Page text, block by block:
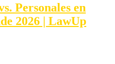
Personales en
2026 | LawUp